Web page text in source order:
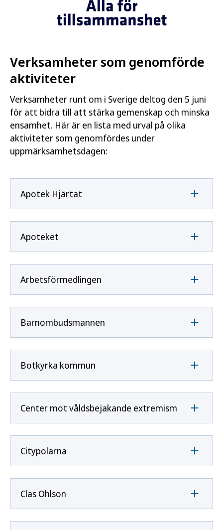
Verksamheter som genomförde
aktiviteter
Verksamheter runt om i Sverige deltog den 5 juni
för att bidra till att stärka gemenskap och minska
ensamhet. Här är en lista med urval på olika
aktiviteter som genomfördes under
uppmärksamhetsdagen:
Apotek Hjärtat
Apoteket
Arbetsförmedlingen
Barnombudsmannen
Botkyrka kommun
Center mot våldsbejakande extremism
Citypolarna
Clas Ohlson